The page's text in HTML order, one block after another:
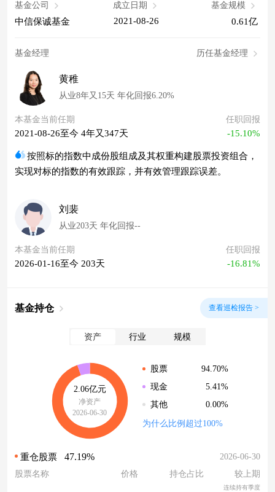
基金公司
中信保诚基金
成立日期
2021-08-26
基金规模
0.61亿
基金经理 历任基金经理
黄稚
从业8年又15天 年化回报6.20%
本基金当前任期
2021-08-26至今 4年又347天
任职回报
-15.10%
按照标的指数中成份股组成及其权重构建股票投资组合，
实现对标的指数的有效跟踪，并有效管理跟踪误差。
刘裴
从业203天 年化回报--
本基金当前任期
2026-01-16至今 203天
任职回报
-16.81%
基金持仓 查看巡检报告 >
资产 行业 规模
2.06亿元
净资产
2026-06-30
股票
94.70%
现金
5.41%
其他
0.00%
为什么比例超过100%
重仓股票 47.19%
2026-06-30
股票名称
价格 持仓占比 较上期
连续持有季度